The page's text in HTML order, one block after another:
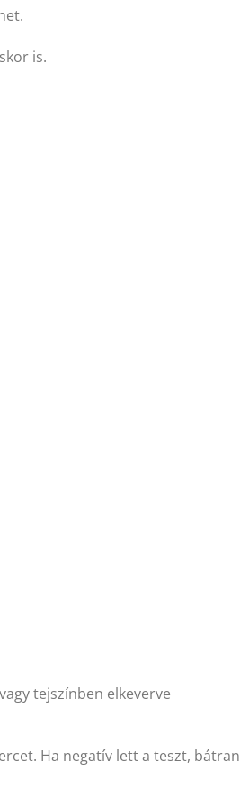
is.
tejszínben elkeverve
Ha negatív lett a teszt, bátran